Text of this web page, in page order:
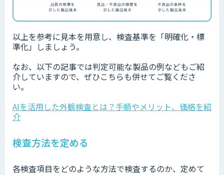
以上を参考に見本を用意し、検査基準を「明確化・標
準化」しましょう。
なお、以下の記事では判定可能な製品の例などもご紹
介していますので、ぜひこちらも併せてご覧くださ
い。
AIを活用した外観検査とは？手順やメリット、価格を紹
介
検査方法を定める
各検査項目をどのような方法で検査するのか、定めて